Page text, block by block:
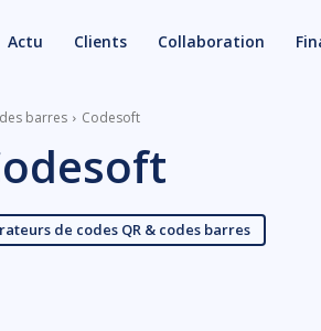
Actu Clients Collaboration
barres Codesoft
de codes QR & codes barres